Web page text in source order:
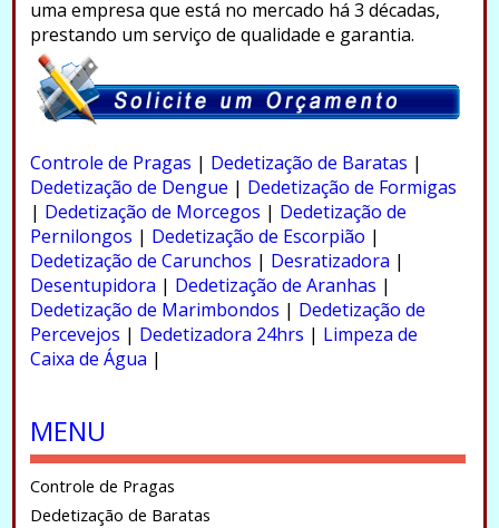
uma empresa que está no mercado há 3 décadas,
prestando um serviço de qualidade e garantia.
Controle de Pragas | Dedetização de Baratas |
Dedetização de Dengue | Dedetização de Formigas
| Dedetização de Morcegos | Dedetização de
Pernilongos | Dedetização de Escorpião |
Dedetização de Carunchos | Desratizadora |
Desentupidora | Dedetização de Aranhas |
Dedetização de Marimbondos | Dedetização de
Percevejos | Dedetizadora 24hrs | Limpeza de
Caixa de Água |
MENU
Controle de Pragas
Dedetização de Baratas